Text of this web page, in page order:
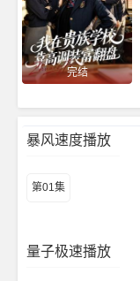
完结
暴风速度播放
第01集
量子极速播放